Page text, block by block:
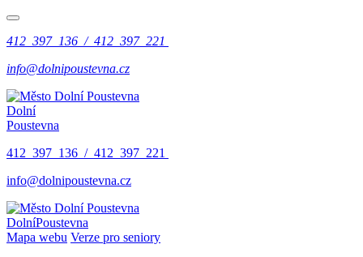
412 397 136 / 412 397 221
info@dolnipoustevna.cz
Dolní
Poustevna
412 397 136 / 412 397 221
info@dolnipoustevna.cz
DolníPoustevna
Mapa webu Verze pro seniory